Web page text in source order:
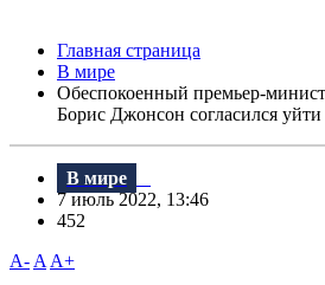
Главная страница
В мире
Обеспокоенный премьер-
Борис Джонсон согласился уйти
В мире
7 июль 2022, 13:46
452
A- A A+